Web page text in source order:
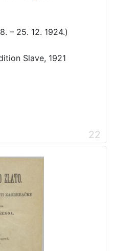
– 25. 12. 1924.)
Slave, 1921
22